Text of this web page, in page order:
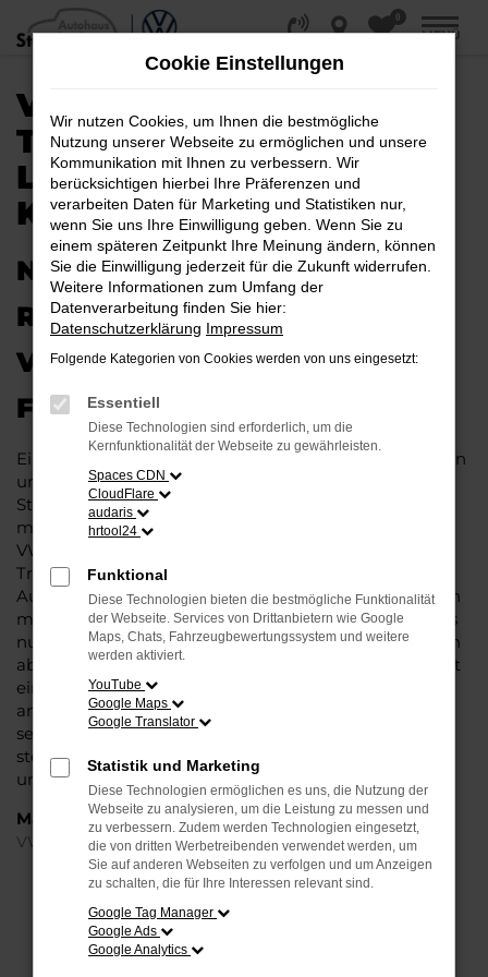
Zum
Hauptinhalt
0
MENÜ
VW PASSAT VARIANT
TAGESZULASSUNG |
LIEFERSERVICE NACH
KASSEL
NEUES FAHRZEUG MIT VIEL
RABATT: IHRE VW PASSAT
VARIANT TAGESZULASSUNG
FÜR KASSEL
Ein Neuwagen muss nicht teuer sein. Unser Kundinnen
und Kunden aus Kassel und anderswo erhalten bei
Steinböhmer eine VW Passat Variant Tageszulassung
mit viel Nachlass und ohne Abstriche bei der Qualität.
VW Passat Variant Tageszulassung: das klingt wie ein
Trick und ist in der Tat ein kleiner Kunstgriff, mit dem
Autohändler den Kauf zu günstigeren Preisen möglich
machen. Seitens der Automobilhersteller werden stets
nur enge Korridore für die Preissetzung bei Neuwagen
abgesteckt. Eine VW Passat Variant Tageszulassung ist
ein echter Neuwagen, der für einen Tag in Kassel oder
anderswo zugelassen wurde. Dabei versteht sich von
selbst, dass der Kilometerstand bei Null komma Null
steht und Sie nach dem Kauf die erste Fahrt
unternehmen können.
Marken
VW
FEHLER: NETWORK ERROR
Beim Laden ist ein Fehler aufgetreten.
Cookie Einstellungen
Wir nutzen Cookies, um Ihnen die bestmögliche
Nutzung unserer Webseite zu ermöglichen und unsere
Kommunikation mit Ihnen zu verbessern. Wir
berücksichtigen hierbei Ihre Präferenzen und
verarbeiten Daten für Marketing und Statistiken nur,
wenn Sie uns Ihre Einwilligung geben. Wenn Sie zu
einem späteren Zeitpunkt Ihre Meinung ändern, können
Sie die Einwilligung jederzeit für die Zukunft widerrufen.
Weitere Informationen zum Umfang der
Datenverarbeitung finden Sie hier:
Datenschutzerklärung Impressum
Folgende Kategorien von Cookies werden von uns eingesetzt:
Essentiell
Diese Technologien sind erforderlich, um die
Kernfunktionalität der Webseite zu gewährleisten.
Spaces CDN
CloudFlare
audaris
hrtool24
Funktional
Diese Technologien bieten die bestmögliche Funktionalität
der Webseite. Services von Drittanbietern wie Google
Maps, Chats, Fahrzeugbewertungssystem und weitere
werden aktiviert.
YouTube
Google Maps
Google Translator
Statistik und Marketing
Diese Technologien ermöglichen es uns, die Nutzung der
Webseite zu analysieren, um die Leistung zu messen und
zu verbessern. Zudem werden Technologien eingesetzt,
die von dritten Werbetreibenden verwendet werden, um
Sie auf anderen Webseiten zu verfolgen und um Anzeigen
zu schalten, die für Ihre Interessen relevant sind.
Google Tag Manager
Google Ads
Google Analytics